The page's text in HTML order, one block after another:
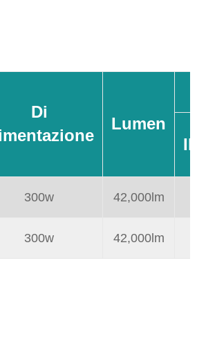
Di
Lumen
300w 42,000lm
300w 42,000lm